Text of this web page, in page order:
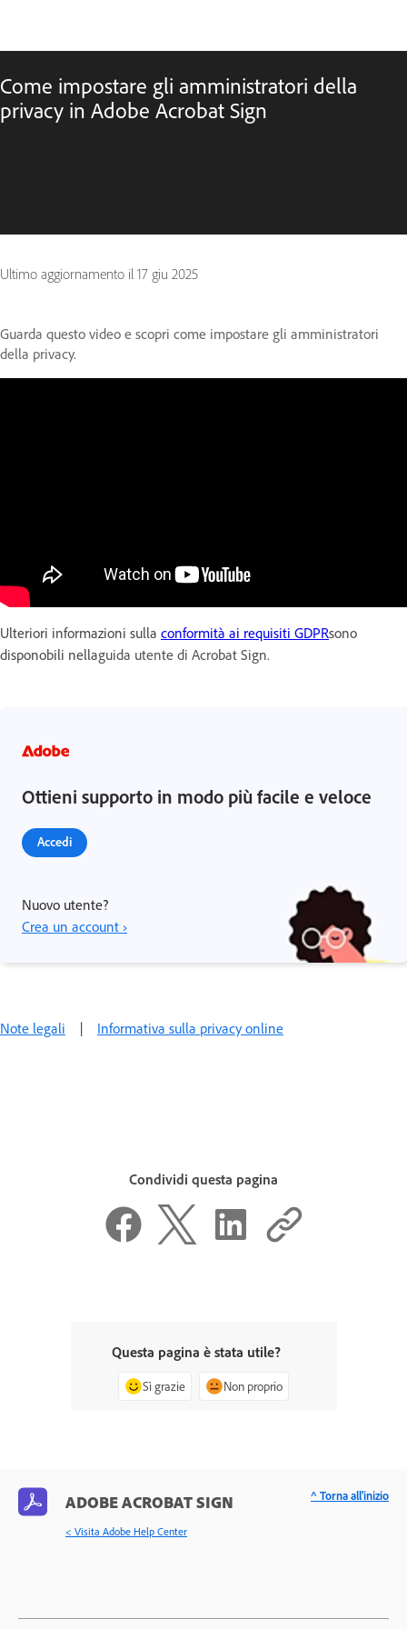
Come impostare gli amministratori della
privacy in Adobe Acrobat Sign
Ultimo aggiornamento il 17 giu 2025
Guarda questo video e scopri come impostare gli amministratori
della privacy.
Ulteriori informazioni sulla conformità ai requisiti GDPRsono
disponobili nellaguida utente di Acrobat Sign.
Ottieni supporto in modo più facile e veloce
Accedi
Nuovo utente?
Crea un account ›
Note legali | Informativa sulla privacy online
Condividi questa pagina
Questa pagina è stata utile?
Sì grazie Non proprio
ADOBE ACROBAT SIGN
< Visita Adobe Help Center
^ Torna all'inizio